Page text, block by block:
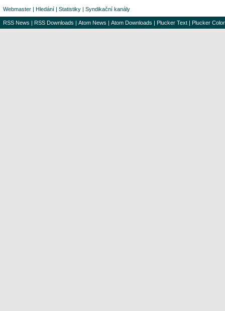
Webmaster | Hledání | Statistiky | Syndikační kanály
RSS News | RSS Downloads | Atom News | Atom Downloads | Plucker Text | Plucker Color